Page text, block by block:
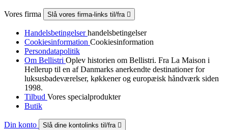
Vores firma Slå vores firma-links til/fra 
Handelsbetingelserhandelsbetingelser
Cookiesinformation Cookiesinformation
Persondatapolitik
Om Bellistri Oplev historien om Bellistri. Fra La Maison i
Hellerup til en af Danmarks anerkendte destinationer for
luksus­badeværelser, køkkener og europæisk håndværk siden
1998.
Tilbud Vores specialprodukter
Butik
Din konto Slå dine kontolinks til/fra 